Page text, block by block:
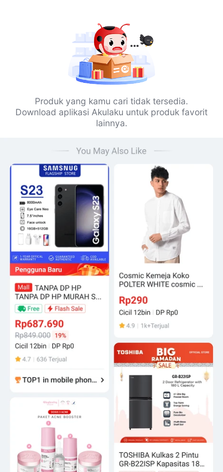
Produk yang kamu cari tidak tersedia.
Download aplikasi Akulaku untuk produk favorit
lainnya.